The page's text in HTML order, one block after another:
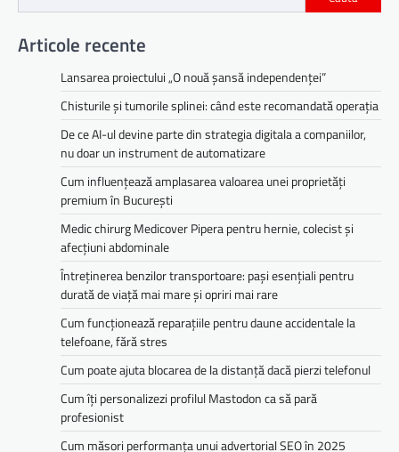
Articole recente
Lansarea proiectului „O nouă șansă independenței”
Chisturile și tumorile splinei: când este recomandată operația
De ce AI-ul devine parte din strategia digitala a companiilor,
nu doar un instrument de automatizare
Cum influențează amplasarea valoarea unei proprietăți
premium în București
Medic chirurg Medicover Pipera pentru hernie, colecist și
afecțiuni abdominale
Întreținerea benzilor transportoare: pași esențiali pentru
durată de viață mai mare și opriri mai rare
Cum funcționează reparațiile pentru daune accidentale la
telefoane, fără stres
Cum poate ajuta blocarea de la distanță dacă pierzi telefonul
Cum îți personalizezi profilul Mastodon ca să pară
profesionist
Cum măsori performanța unui advertorial SEO în 2025